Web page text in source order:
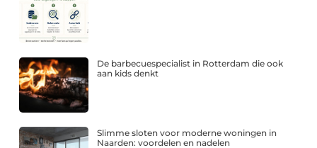
De barbecuespecialist in Rotterdam die ook
aan kids denkt
Slimme sloten voor moderne woningen in
Naarden: voordelen en nadelen